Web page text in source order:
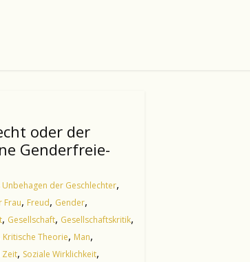
oder der
Genderfreie-
Unbehagen der Geschlechter,
Frau, Freud, Gender,
, Gesellschaft, Gesellschaftskritik,
Kritische Theorie, Man,
Zeit, Soziale Wirklichkeit,